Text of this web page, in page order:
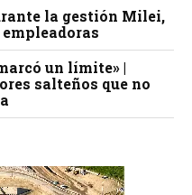
la gestión Milei,
un límite» |
salteños que no